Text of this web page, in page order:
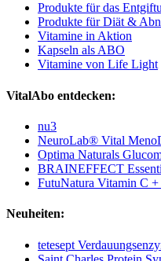
Produkte für das
Produkte für Diät &
Vitamine in Aktion
Kapseln als ABO
Vitamine von Life Light
VitalAbo entdecken:
nu3
NeuroLab® Vital
Optima Naturals
BRAINEFFECT
FutuNatura Vitamin C
Neuheiten:
tetesept